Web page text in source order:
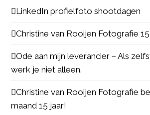
LinkedIn profielfoto shootdagen
Christine van Rooijen Fotografie
Ode aan mijn leverancier – Als
werk je niet alleen.
Christine van Rooijen Fotografie
maand 15 jaar!